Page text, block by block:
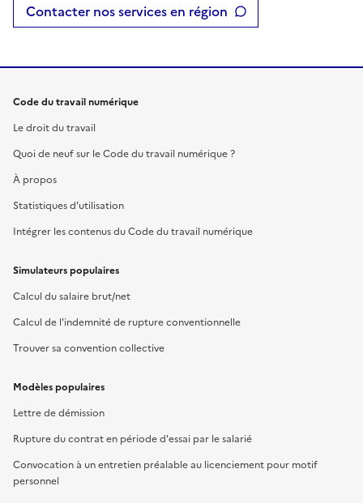
Contacter nos services en région
Code du travail numérique
Le droit du travail
Quoi de neuf sur le Code du travail numérique ?
À propos
Statistiques d'utilisation
Intégrer les contenus du Code du travail numérique
Simulateurs populaires
Calcul du salaire brut/net
Calcul de l'indemnité de rupture conventionnelle
Trouver sa convention collective
Modèles populaires
Lettre de démission
Rupture du contrat en période d'essai par le salarié
Convocation à un entretien préalable au licenciement pour motif
personnel